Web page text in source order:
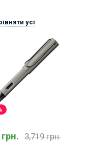
усі
3,719 грн.